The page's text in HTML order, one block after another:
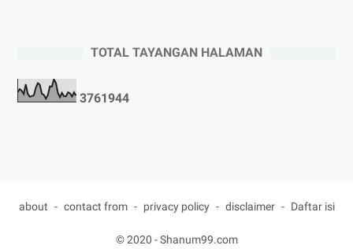
TOTAL TAYANGAN HALAMAN
3761944
about contact from privacy policy disclaimer Daftar isi
© 2020 -Shanum99.com